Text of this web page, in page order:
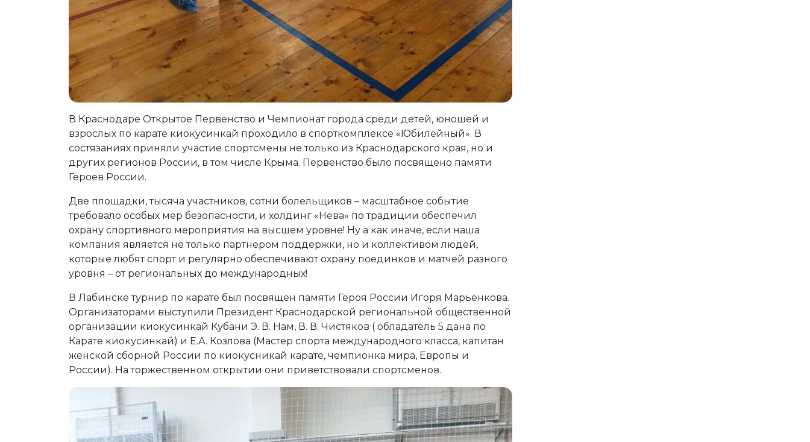
В Краснодаре Открытое Первенство и Чемпионат города среди детей, юношей и
взрослых по карате киокусинкай проходило в спорткомплексе «Юбилейный». В
состязаниях приняли участие спортсмены не только из Краснодарского края, но и
других регионов России, в том числе Крыма. Первенство было посвящено памяти
Героев России.
Две площадки, тысяча участников, сотни болельщиков – масштабное событие
требовало особых мер безопасности, и холдинг «Нева» по традиции обеспечил
охрану спортивного мероприятия на высшем уровне! Ну а как иначе, если наша
компания является не только партнером поддержки, но и коллективом людей,
которые любят спорт и регулярно обеспечивают охрану поединков и матчей разного
уровня – от региональных до международных!
В Лабинске турнир по карате был посвящен памяти Героя России Игоря Марьенкова.
Организаторами выступили Президент Краснодарской региональной общественной
организации киокусинкай Кубани Э. В. Нам, В. В. Чистяков ( обладатель 5 дана по
Карате киокусинкай) и Е.А. Козлова (Мастер спорта международного класса, капитан
женской сборной России по киокусникай карате, чемпионка мира, Европы и
России). На торжественном открытии они приветствовали спортсменов.